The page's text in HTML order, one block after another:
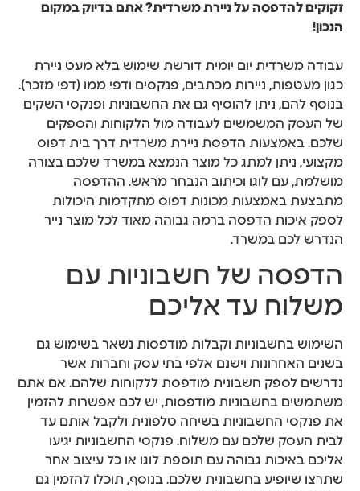
זקוקים להדפסה על ניירת משרדית? אתם בדיוק במקום
הנכון!
עבודה משרדית יום יומית דורשת שימוש בלא מעט ניירת
כגון מעטפות, ניירות מכתבים, פנקסים ודפי ממו (דפי מזכר).
בנוסף להם, ניתן להוסיף גם את החשבוניות ופנקסי השקים
של העסק המשמשים לעבודה מול הלקוחות והספקים
שלכם. באמצעות הדפסת ניירת משרדית דרך בית דפוס
מקצועי, ניתן למתג כל מוצר הנמצא במשרד שלכם בצורה
מושלמת, עם לוגו וכיתוב הנבחר מראש. ההדפסה
מתבצעת באמצעות מכונות דפוס מתקדמות היכולות
לספק איכות הדפסה ברמה גבוהה מאוד לכל מוצר נייר
הנדרש לכם במשרד.
הדפסה של חשבוניות עם
משלוח עד אליכם
השימוש בחשבוניות וקבלות מודפסות נשאר בשימוש גם
בשנים האחרונות וישנם אלפי בתי עסק וחברות אשר
נדרשים לספק חשבונית מודפסת ללקוחות שלהם. אם אתם
משתמשים בחשבוניות מודפסות, יש לכם אפשרות להזמין
את פנקסי החשבוניות בשיחה טלפונית ולקבל אותם עד
לבית העסק שלכם עם משלוח. פנקסי החשבוניות יגיעו
אליכם באיכות גבוהה עם תוספת לוגו או כל עיצוב אחר
שתרצו שיופיע בחשבונית שלכם. בנוסף, תוכלו להזמין גם